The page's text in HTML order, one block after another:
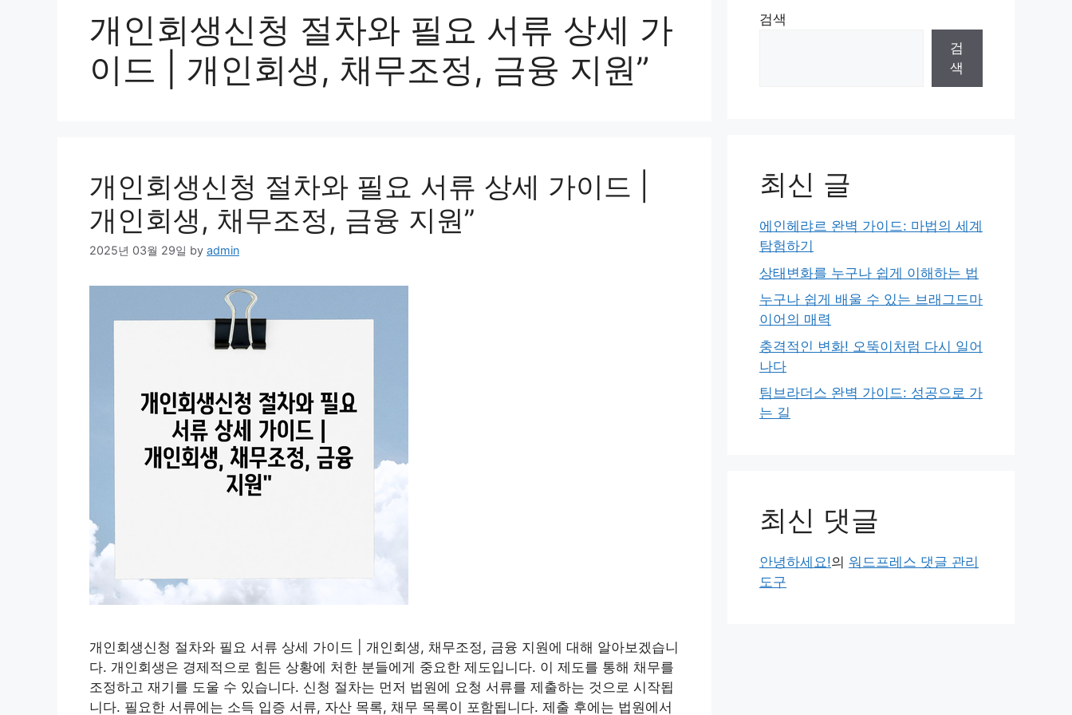
개인회생신청 절차와 필요 서류 상세 가
이드 | 개인회생, 채무조정, 금융 지원”
개인회생신청 절차와 필요 서류 상세 가이드 |
개인회생, 채무조정, 금융 지원”
2025년 03월 29일 by admin
개인회생신청 절차와 필요 서류 상세 가이드 | 개인회생, 채무조정, 금융 지원에 대해 알아보겠습니
다. 개인회생은 경제적으로 힘든 상황에 처한 분들에게 중요한 제도입니다. 이 제도를 통해 채무를
조정하고 재기를 도울 수 있습니다. 신청 절차는 먼저 법원에 요청 서류를 제출하는 것으로 시작됩
니다. 필요한 서류에는 소득 입증 서류, 자산 목록, 채무 목록이 포함됩니다. 제출 후에는 법원에서
검색
검
색
최신 글
에인헤랴르 완벽 가이드: 마법의 세계
탐험하기
상태변화를 누구나 쉽게 이해하는 법
누구나 쉽게 배울 수 있는 브래그드마
이어의 매력
충격적인 변화! 오뚝이처럼 다시 일어
나다
팀브라더스 완벽 가이드: 성공으로 가
는 길
최신 댓글
안녕하세요!의 워드프레스 댓글 관리
도구